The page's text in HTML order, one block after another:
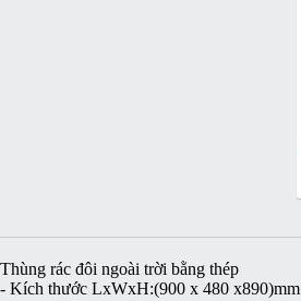
Thùng rác đôi ngoài trời bằng thép
- Kích thước LxWxH:(900 x 480 x890)mm